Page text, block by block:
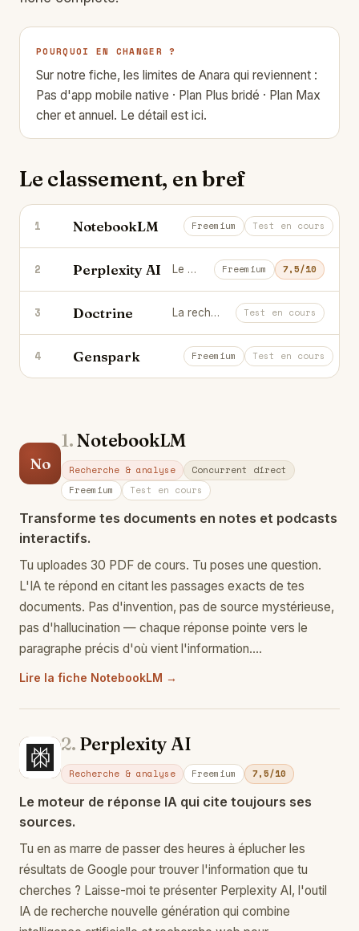
POURQUOI EN CHANGER ?
Sur notre fiche, les limites de Anara qui reviennent :
Pas d'app mobile native · Plan Plus bridé · Plan Max
cher et annuel. Le détail est ici.
Le classement, en bref
1 NotebookLM Transforme tes documents en
Freemium Test en cours
2 Perplexity AI Le moteur de réponse IA qui cite toujours ses sources. Freemium 7,5/10
3 Doctrine La recherche juridique intelligente pour les avocats. Test en cours
4 Genspark L'agent IA qui fait tes recherches et
Freemium Test en cours
No
1.NotebookLM
Recherche & analyse
Concurrent direct
Freemium
Test en cours
Transforme tes documents en notes et podcasts
interactifs.
Tu uploades 30 PDF de cours. Tu poses une question.
L'IA te répond en citant les passages exacts de tes
documents. Pas d'invention, pas de source mystérieuse,
pas d'hallucination — chaque réponse pointe vers le
paragraphe précis d'où vient l'information.…
Lire la fiche NotebookLM →
Pe
2. Perplexity AI
Recherche & analyse Freemium 7,5/10
Le moteur de réponse IA qui cite toujours ses
sources.
Tu en as marre de passer des heures à éplucher les
résultats de Google pour trouver l'information que tu
cherches ? Laisse-moi te présenter Perplexity AI, l'outil
IA de recherche nouvelle génération qui combine